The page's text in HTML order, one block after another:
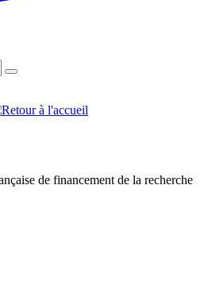
de financement de la recherche